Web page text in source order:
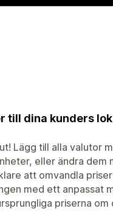
till dina kunders
Lägg till alla valutor
eller ändra dem
att omvandla
med ett anpassat
priserna om